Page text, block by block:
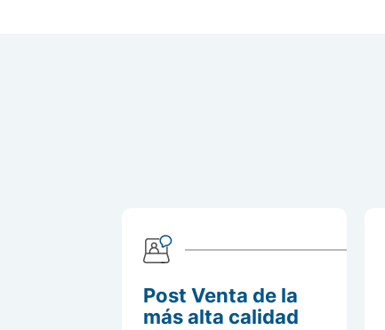
Post Venta de la
más alta calidad